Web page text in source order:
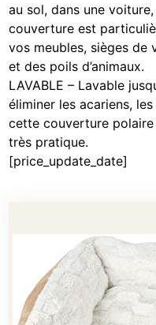
au sol, dans une
couverture est
vos meubles, sièges de
et des poils d’animaux.
LAVABLE – Lavable
éliminer les acariens,
cette couverture polaire
très pratique.
[price_update_date]